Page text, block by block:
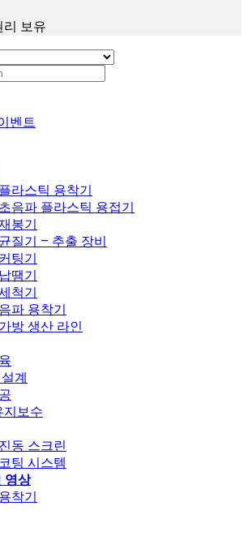
리 보유
벤트
라스틱 용착기
음파 플라스틱 용접기
봉기
질기 – 추출 장비
팅기
땜기
척기
파 용착기
방 생산 라인
계
지보수
동 스크린
팅 시스템
영상
착기